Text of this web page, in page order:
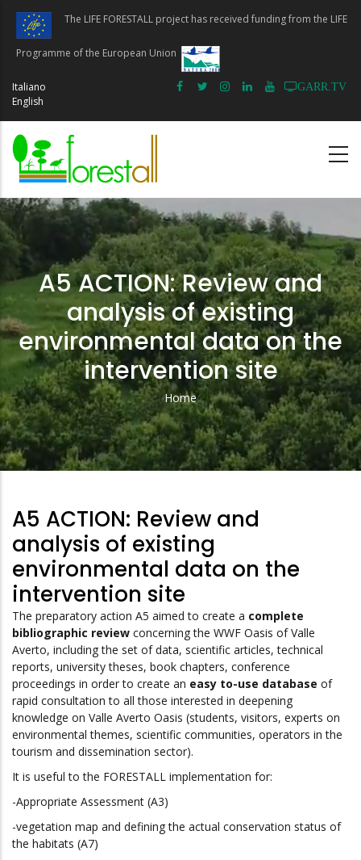
Skip
main
content
The LIFE FORESTALL project has received funding from the LIFE
Programme of the European Union
GARR.TV
Italiano
English
A5 ACTION: Review and
analysis of existing
environmental data on the
intervention site
Breadcrumb
Home
A5 ACTION: Review and
analysis of existing
environmental data on the
intervention site
The preparatory action A5 aimed to create a complete
bibliographic review concerning the WWF Oasis of Valle
Averto, including the set of data, scientific articles, technical
reports, university theses, book chapters, conference
proceedings in order to create an easy to-use database of
rapid consultation to all those interested in deepening
knowledge on Valle Averto Oasis (students, visitors, experts on
environmental themes, scientific communities, operators in the
tourism and dissemination sector).
It is useful to the FORESTALL implementation for:
-Appropriate Assessment (A3)
-vegetation map and defining the actual conservation status of
the habitats (A7)